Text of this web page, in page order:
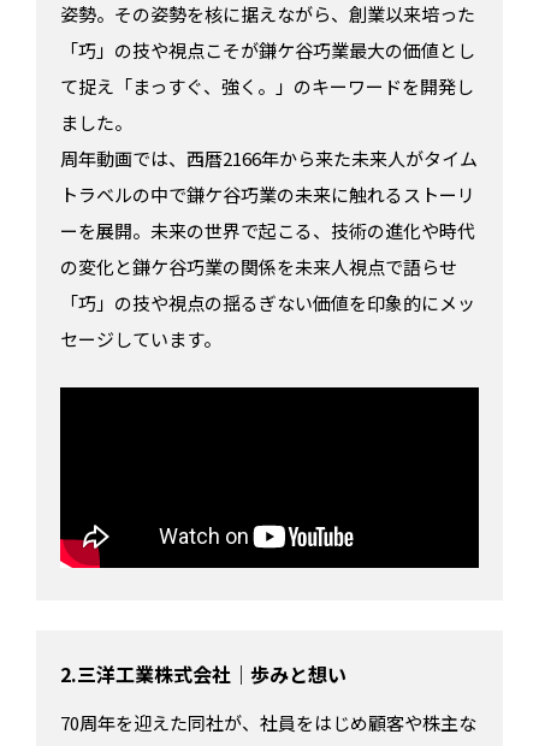
姿勢。その姿勢を核に据えながら、創業以来培った
「巧」の技や視点こそが鎌ケ谷巧業最大の価値とし
て捉え「まっすぐ、強く。」のキーワードを開発し
ました。
周年動画では、西暦2166年から来た未来人がタイム
トラベルの中で鎌ケ谷巧業の未来に触れるストーリ
ーを展開。未来の世界で起こる、技術の進化や時代
の変化と鎌ケ谷巧業の関係を未来人視点で語らせ
「巧」の技や視点の揺るぎない価値を印象的にメッ
セージしています。
2.三洋工業株式会社｜歩みと想い
70周年を迎えた同社が、社員をはじめ顧客や株主な